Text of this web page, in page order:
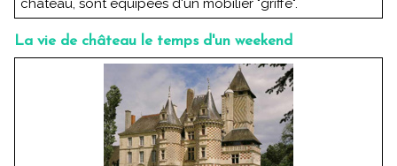
château, sont équipées d'un mobilier "griffé".
La vie de château le temps d'un weekend